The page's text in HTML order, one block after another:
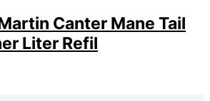
Canter Mane Tail
Liter Refil